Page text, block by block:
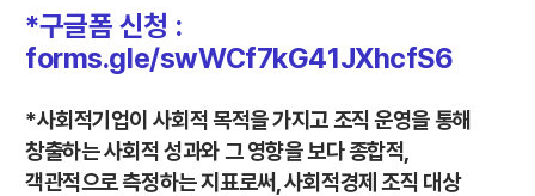
*구글폼 신청 :
forms.gle/swWCf7kG41JXhcfS6
*사회적기업이 사회적 목적을 가지고 조직 운영을 통해
창출하는 사회적 성과와 그 영향을 보다 종합적,
객관적으로 측정하는 지표로써, 사회적경제 조직 대상